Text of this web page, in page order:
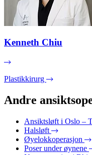
Kenneth Chiu
Plastikkirurg
Andre
Ansiktsløft i Oslo –
Halsløft
Øyelokkoperasjon
Poser under øynene